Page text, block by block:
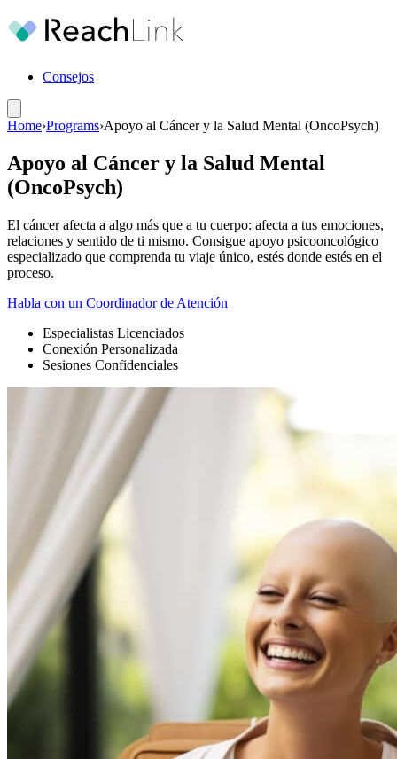
Consejos
Home›Programs›Apoyo al Cáncer y la Salud Mental (OncoPsych)
Apoyo al Cáncer y la Salud Mental
(OncoPsych)
El cáncer afecta a algo más que a tu cuerpo: afecta a tus emociones,
relaciones y sentido de ti mismo. Consigue apoyo psicooncológico
especializado que comprenda tu viaje único, estés donde estés en el
proceso.
Habla con un Coordinador de Atención
Especialistas Licenciados
Conexión Personalizada
Sesiones Confidenciales